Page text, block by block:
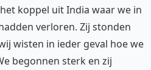
koppel uit India waar we in
verloren. Zij stonden
wisten in ieder geval hoe we
begonnen sterk en zij